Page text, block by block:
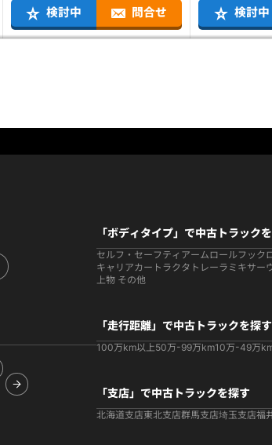
検討中 問合せ 検討中
「ボディタイプ」で中古トラック
セルフ・セーフティ アームロールフック
キャリアカー トラクタ トレーラ ミキサー
上物 その他
「走行距離」で中古トラックを探す
100万km以上50万-99万km10万-49万
「支店」で中古トラックを探す
北海道支店東北支店群馬支店埼玉支店福